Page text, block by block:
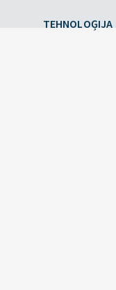
TEHNOLOĢIJA